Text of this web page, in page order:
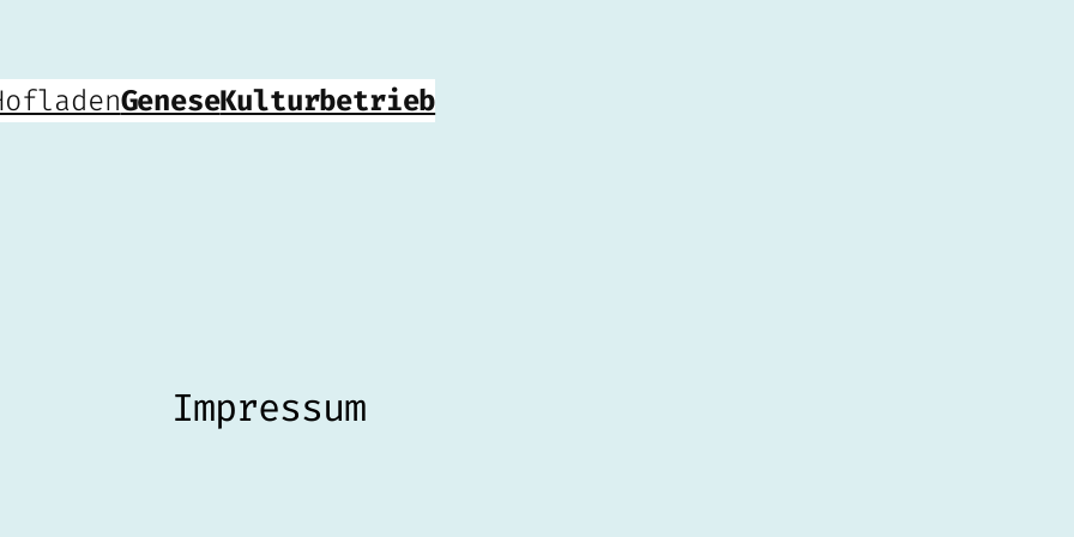
GeneseKulturbetrieb
Impressum